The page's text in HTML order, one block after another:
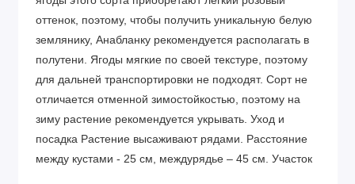
оттенок, поэтому, чтобы получить уникальную белую
землянику, Анабланку рекомендуется располагать в
полутени. Ягоды мягкие по своей текстуре, поэтому
для дальней транспортировки не подходят. Сорт не
отличается отменной зимостойкостью, поэтому на
зиму растение рекомендуется укрывать. Уход и
посадка Растение высаживают рядами. Расстояние
между кустами - 25 см, междурядье – 45 см. Участок